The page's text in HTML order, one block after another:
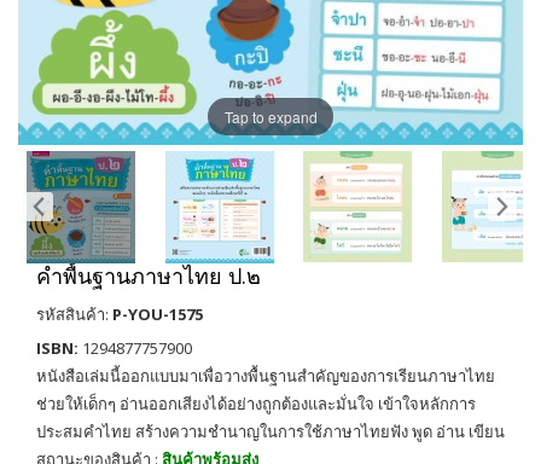
Tap to expand
คำพื้นฐานภาษาไทย ป.๒
รหัสสินค้า: P-YOU-1575
ISBN: 1294877757900
หนังสือเล่มนี้ออกแบบมาเพื่อวางพื้นฐานสำคัญของการเรียนภาษาไทย
ช่วยให้เด็กๆ อ่านออกเสียงได้อย่างถูกต้องและมั่นใจ เข้าใจหลักการ
ประสมคำไทย สร้างความชำนาญในการใช้ภาษาไทยฟัง พูด อ่าน เขียน
สถานะของสินค้า : สินค้าพร้อมส่ง